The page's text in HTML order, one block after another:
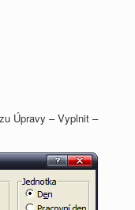
Úpravy – Vyplnit –